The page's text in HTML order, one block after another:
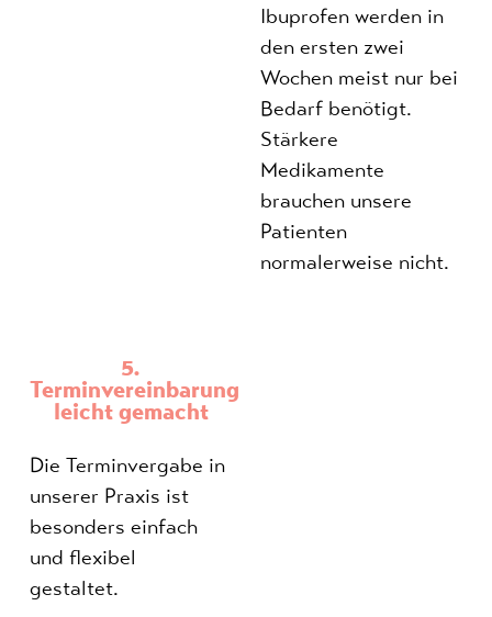
Ibuprofen werden in
den ersten zwei
Wochen meist nur bei
Bedarf benötigt.
Stärkere
Medikamente
brauchen unsere
Patienten
normalerweise nicht.
5.
Terminvereinbarung
leicht gemacht
Die Terminvergabe in
unserer Praxis ist
besonders einfach
und flexibel
gestaltet.